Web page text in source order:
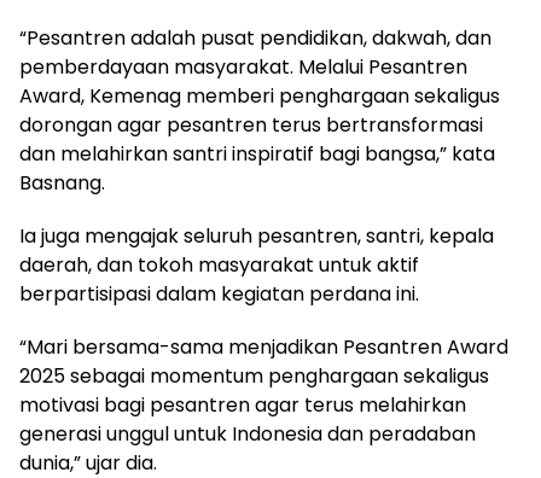
“Pesantren adalah pusat pendidikan, dakwah, dan
pemberdayaan masyarakat. Melalui Pesantren
Award, Kemenag memberi penghargaan sekaligus
dorongan agar pesantren terus bertransformasi
dan melahirkan santri inspiratif bagi bangsa,” kata
Basnang.
Ia juga mengajak seluruh pesantren, santri, kepala
daerah, dan tokoh masyarakat untuk aktif
berpartisipasi dalam kegiatan perdana ini.
“Mari bersama-sama menjadikan Pesantren Award
2025 sebagai momentum penghargaan sekaligus
motivasi bagi pesantren agar terus melahirkan
generasi unggul untuk Indonesia dan peradaban
dunia,” ujar dia.